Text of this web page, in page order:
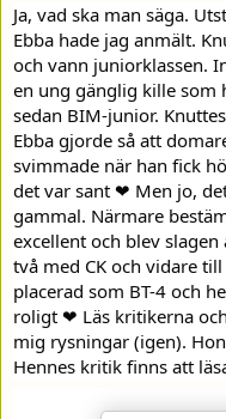
Ja, vad ska man säga.
Ebba hade jag anmält.
och vann juniorklassen.
en ung gänglig kille som
sedan BIM-junior.
Ebba gjorde så att
svimmade när han fick
det var sant ❤ Men jo,
gammal. Närmare
excellent och blev
två med CK och vidare
placerad som BT-4 och
roligt ❤ Läs kritikerna
mig rysningar (igen).
Hennes kritik finns att